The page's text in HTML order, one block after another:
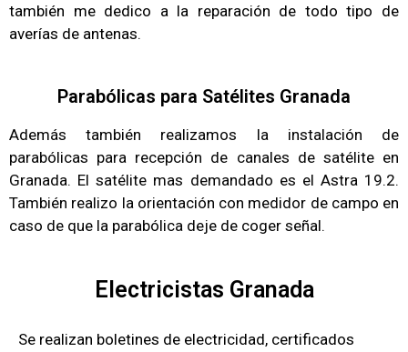
también me dedico a la reparación de todo tipo de
averías de antenas.
Parabólicas para Satélites Granada
Además también realizamos la instalación de
parabólicas para recepción de canales de satélite en
Granada. El satélite mas demandado es el Astra 19.2.
También realizo la orientación con medidor de campo en
caso de que la parabólica deje de coger señal.
Electricistas Granada
Se realizan boletines de electricidad, certificados